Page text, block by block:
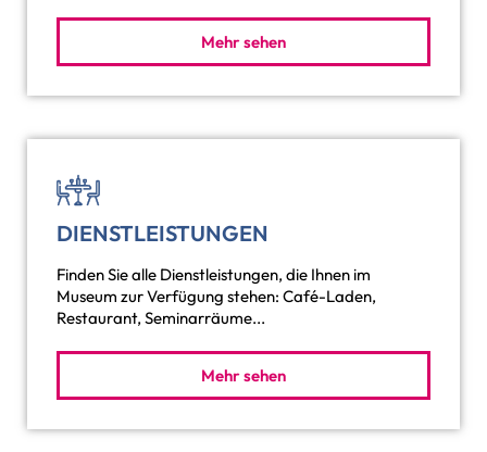
Mehr sehen
DIENSTLEISTUNGEN
Finden Sie alle Dienstleistungen, die Ihnen im
Museum zur Verfügung stehen: Café-Laden,
Restaurant, Seminarräume...
Mehr sehen